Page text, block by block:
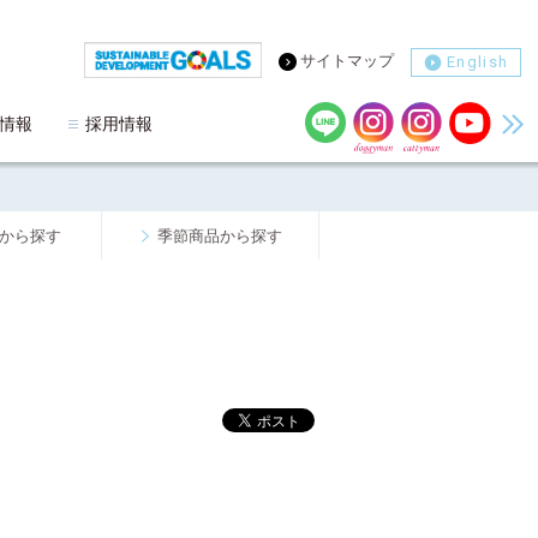
報 採用情報
サイトマップ English
ら探す 季節商品から探す